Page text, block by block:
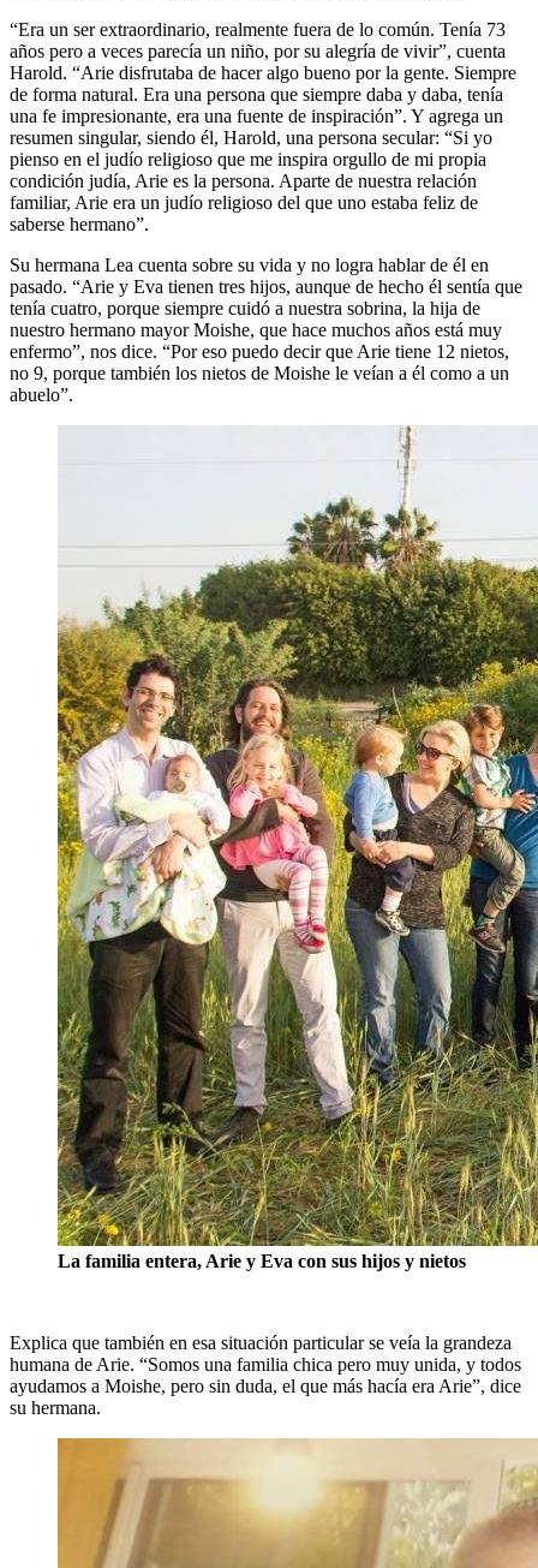
“Era un ser extraordinario, realmente fuera de lo común. Tenía 73
años pero a veces parecía un niño, por su alegría de vivir”, cuenta
Harold. “Arie disfrutaba de hacer algo bueno por la gente. Siempre
de forma natural. Era una persona que siempre daba y daba, tenía
una fe impresionante, era una fuente de inspiración”. Y agrega un
resumen singular, siendo él, Harold, una persona secular: “Si yo
pienso en el judío religioso que me inspira orgullo de mi propia
condición judía, Arie es la persona. Aparte de nuestra relación
familiar, Arie era un judío religioso del que uno estaba feliz de
saberse hermano”.
Su hermana Lea cuenta sobre su vida y no logra hablar de él en
pasado. “Arie y Eva tienen tres hijos, aunque de hecho él sentía que
tenía cuatro, porque siempre cuidó a nuestra sobrina, la hija de
nuestro hermano mayor Moishe, que hace muchos años está muy
enfermo”, nos dice. “Por eso puedo decir que Arie tiene 12 nietos,
no 9, porque también los nietos de Moishe le veían a él como a un
abuelo”.
La familia entera, Arie y Eva con sus hijos y nietos
Explica que también en esa situación particular se veía la grandeza
humana de Arie. “Somos una familia chica pero muy unida, y todos
ayudamos a Moishe, pero sin duda, el que más hacía era Arie”, dice
su hermana.